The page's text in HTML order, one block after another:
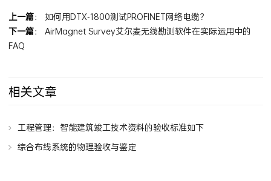
上一篇： 如何用DTX-1800测试PROFINET网络电缆？
下一篇： AirMagnet Survey艾尔麦无线勘测软件在实际运用中的
FAQ
相关文章
工程管理：智能建筑竣工技术资料的验收标准如下
综合布线系统的物理验收与鉴定